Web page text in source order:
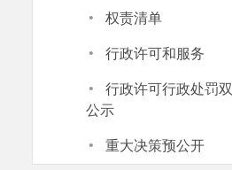
· 权责清单
· 行政许可和服务
·
行政许可行政处罚双
公示
· 重大决策预公开